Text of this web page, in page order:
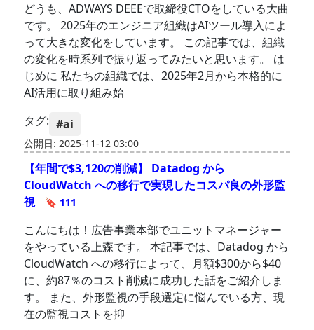
どうも、ADWAYS DEEEで取締役CTOをしている大曲
です。 2025年のエンジニア組織はAIツール導入によ
って大きな変化をしています。 この記事では、組織
の変化を時系列で振り返ってみたいと思います。 は
じめに 私たちの組織では、2025年2月から本格的に
AI活用に取り組み始
タグ: #ai
公開日: 2025-11-12 03:00
【年間で$3,120の削減】 Datadog から
CloudWatch への移行で実現したコスパ良の外形監
視
🔖 111
こんにちは！広告事業本部でユニットマネージャー
をやっている上森です。 本記事では、Datadog から
CloudWatch への移行によって、月額$300から$40
に、約87％のコスト削減に成功した話をご紹介しま
す。 また、外形監視の手段選定に悩んでいる方、現
在の監視コストを抑